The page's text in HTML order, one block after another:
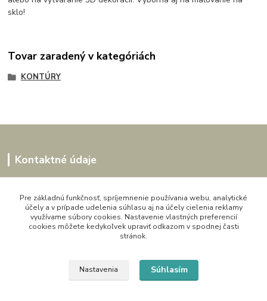
sklo!
Tovar zaradený v kategóriách
KONTÚRY
Kontaktné údaje
0907864188
pon. - pia. 9,00 do 16,00h
artwood.nelly@gmail.com
Pre základnú funkčnosť, spríjemnenie používania webu, analytické
účely a v prípade udelenia súhlasu aj na účely cielenia reklamy
využívame súbory cookies. Nastavenie vlastných preferencií
cookies môžete kedykoľvek upraviť odkazom v spodnej časti
stránok.
Nastavenia Súhlasím